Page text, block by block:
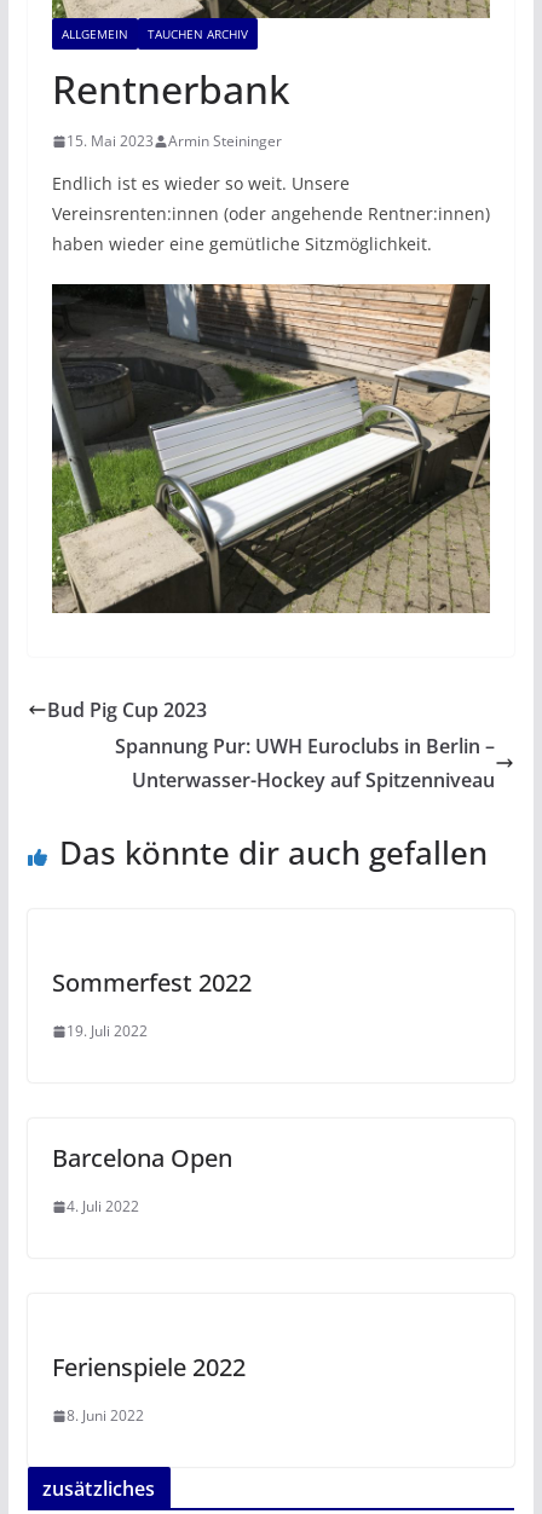
ALLGEMEIN TAUCHEN ARCHIV
Rentnerbank
15. Mai 2023 Armin Steininger
Endlich ist es wieder so weit. Unsere
Vereinsrenten:innen (oder angehende Rentner:innen)
haben wieder eine gemütliche Sitzmöglichkeit.
Bud Pig Cup 2023
Spannung Pur: UWH Euroclubs in Berlin –
Unterwasser-Hockey auf Spitzenniveau
Das könnte dir auch gefallen
Sommerfest 2022
19. Juli 2022
Barcelona Open
4. Juli 2022
Ferienspiele 2022
8. Juni 2022
zusätzliches